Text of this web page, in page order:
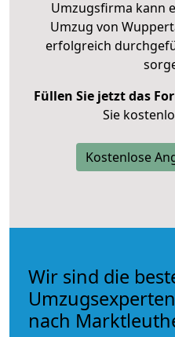
Umzugsfirma kann
Umzug von
erfolgreich
Füllen Sie jetzt das
Sie
Kostenlose
Wir sind die
nach